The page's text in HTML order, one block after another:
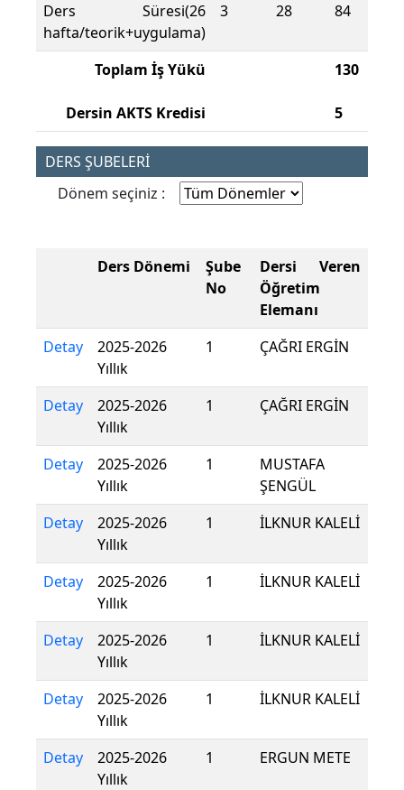
Ders Süresi(26
hafta/teorik+uygulama)
3 28 84
Toplam İş Yükü
Dersin AKTS Kredisi
130
5
DERS ŞUBELERİ
Dönem seçiniz :
Ders Dönemi
Şube
No
Dersi Veren
Öğretim
Elemanı
Detay
2025-2026
Yıllık
1 ÇAĞRI ERGİN
Detay
2025-2026
Yıllık
1 ÇAĞRI ERGİN
Detay
2025-2026
Yıllık
1
MUSTAFA
ŞENGÜL
Detay
2025-2026
Yıllık
1 İLKNUR KALELİ
Detay
2025-2026
Yıllık
1 İLKNUR KALELİ
Detay
2025-2026
Yıllık
1 İLKNUR KALELİ
Detay
2025-2026
Yıllık
1 İLKNUR KALELİ
Detay
2025-2026
Yıllık
1 ERGUN METE